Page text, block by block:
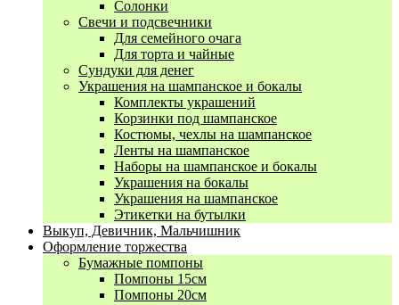
Солонки
Свечи и подсвечники
Для семейного очага
Для торта и чайные
Сундуки для денег
Украшения на шампанское и бокалы
Комплекты украшений
Корзинки под шампанское
Костюмы, чехлы на шампанское
Ленты на шампанское
Наборы на шампанское и бокалы
Украшения на бокалы
Украшения на шампанское
Этикетки на бутылки
Выкуп, Девичник, Мальчишник
Оформление торжества
Бумажные помпоны
Помпоны 15см
Помпоны 20см